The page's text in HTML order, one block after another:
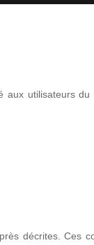
utilisateurs du
décrites. Ces